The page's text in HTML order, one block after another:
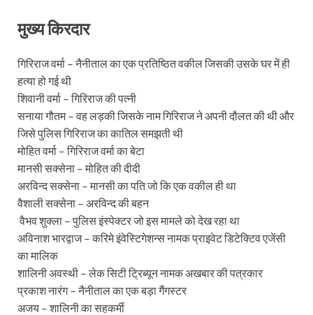
मुख्य किरदार
गिरिराज वर्मा – नैनीताल का एक प्रतिष्ठित वकील जिसकी उसके घर में ही
हत्या हो गई थी
शिवानी वर्मा – गिरिराज की पत्नी
सनाया गौतम – वह लड़की जिसके नाम गिरिराज ने अपनी दौलत की थी और
जिसे पुलिस गिरिराज का कातिल समझती थी
मोहित वर्मा – गिरिराज वर्मा का बेटा
मानसी सक्सेना – मोहित की दीदी
अरविन्द सक्सेना – मानसी का पति जो कि एक वकील ही था
वैशाली सक्सेना – अरविन्द की बहन
वैभव शुक्ला – पुलिस इंस्पेक्टर जो इस मामले को देख रहा था
अविनाश भारद्वाज – करिमे इंवेस्टिगेशन्स नामक प्राइवेट डिटेक्टिव एजेंसी
का मालिक
शालिनी अवस्थी – लेक सिटी ट्रिब्यून नामक अखबार की पत्रकार
प्रकाश नारंग – नैनीताल का एक बड़ा गैंगस्टर
अजय – शालिनी का सहकर्मी